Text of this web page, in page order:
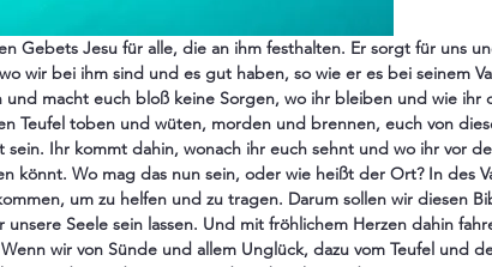
Gebets Jesu für alle, die an ihm festhalten. Er sorgt für uns
wir bei ihm sind und es gut haben, so wie er es bei seinem
und macht euch bloß keine Sorgen, wo ihr bleiben und wie ihr
Teufel toben und wüten, morden und brennen, euch von
sein. Ihr kommt dahin, wonach ihr euch sehnt und wo ihr vor
könnt. Wo mag das nun sein, oder wie heißt der Ort? In des
um zu helfen und zu tragen. Darum sollen wir diesen
Seele sein lassen. Und mit fröhlichem Herzen dahin
wir von Sünde und allem Unglück, dazu vom Teufel und